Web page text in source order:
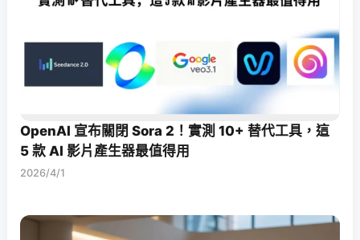
OpenAI 宣布關閉 Sora 2！實測 10+ 替代工具，這
5 款 AI 影片產生器最值得用
2026/4/1